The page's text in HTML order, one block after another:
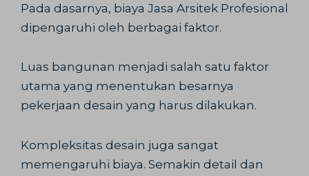
Pada dasarnya, biaya Jasa Arsitek Profesional
dipengaruhi oleh berbagai faktor.
Luas bangunan menjadi salah satu faktor
utama yang menentukan besarnya
pekerjaan desain yang harus dilakukan.
Kompleksitas desain juga sangat
memengaruhi biaya. Semakin detail dan